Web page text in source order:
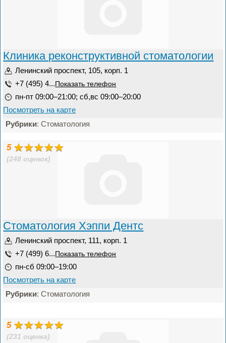
Клиника реконструктивной стоматологии
Ленинский проспект, 105, корп. 1
+7 (495) 4... Показать телефон
пн-пт 09:00–21:00; сб,вс 09:00–20:00
Посмотреть на карте
Рубрики: Стоматология
5
(248 оценок)
Стоматология Хэппи Дентс
Ленинский проспект, 111, корп. 1
+7 (499) 6... Показать телефон
пн-сб 09:00–19:00
Посмотреть на карте
Рубрики: Стоматология
5
(231 оценка)